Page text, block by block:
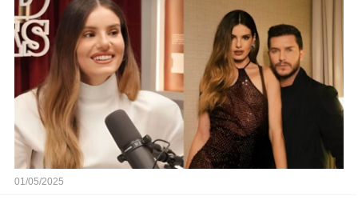
01/05/2025